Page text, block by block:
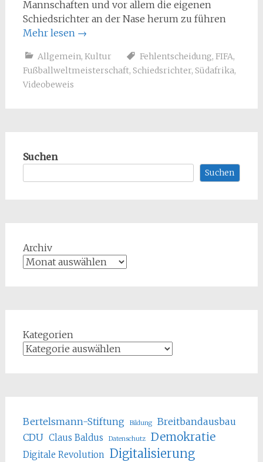
Mannschaften und vor allem die eigenen
Schiedsrichter an der Nase herum zu führen
Mehr lesen →
Allgemein, Kultur Fehlentscheidung, FIFA,
Fußballweltmeisterschaft, Schiedsrichter, Südafrika,
Videobeweis
Suchen
Suchen
Archiv
Kategorien
Bertelsmann-Stiftung Bildung
Breitbandausbau
CDU Claus Baldus Datenschutz Demokratie
Digitale Revolution Digitalisierung